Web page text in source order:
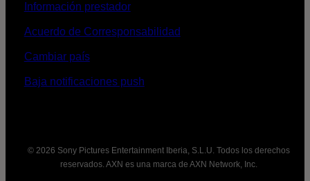
Información prestador
Acuerdo de Corresponsabilidad
Cambiar país
Baja notificaciones push
© 2026 Sony Pictures Entertainment Iberia, S.L.U. Todos los derechos
reservados. AXN es una marca de AXN Network, Inc.